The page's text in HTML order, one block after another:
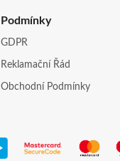
Podmínky
GDPR
Reklamační Řád
Obchodní Podmínky